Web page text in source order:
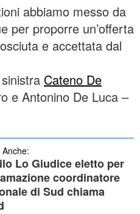
abbiamo messo da
per proporre un’offerta
e accettata dal
Cateno De
e Antonino De Luca –
Lo Giudice eletto per
coordinatore
di Sud chiama